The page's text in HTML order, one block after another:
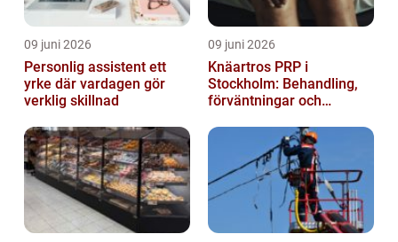
09 juni 2026
Personlig assistent ett
yrke där vardagen gör
verklig skillnad
09 juni 2026
Knäartros PRP i
Stockholm: Behandling,
förväntningar och